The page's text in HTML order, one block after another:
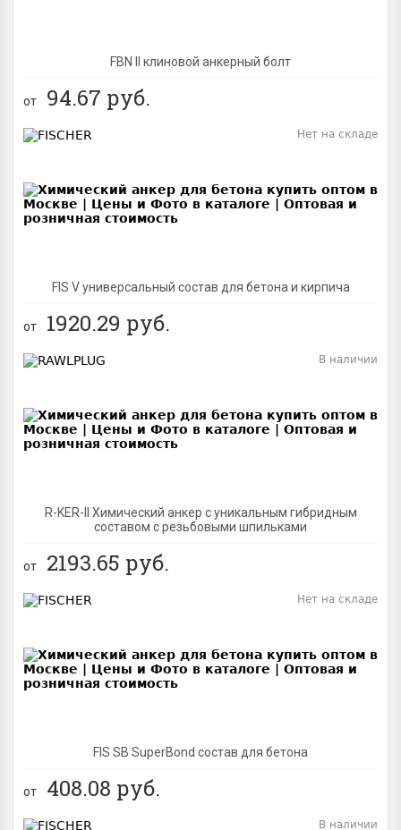
FBN II клиновой анкерный болт
от 94.67 руб.
FIS V универсальный состав для бетона и кирпича
Нет на складе
от 1920.29 руб.
R-KER-II Химический анкер с уникальным гибридным
составом с резьбовыми шпильками
В наличии
от 2193.65 руб.
FIS SB SuperBond состав для бетона
Нет на складе
от 408.08 руб.
В наличии